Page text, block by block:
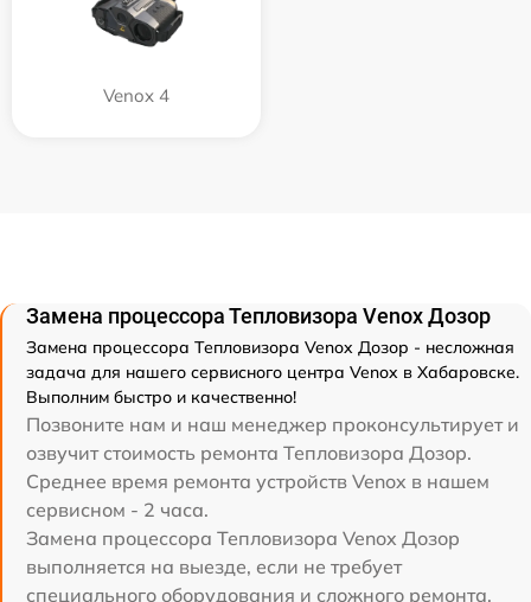
Venox 4
Замена процессора Тепловизора Venox Дозор
Замена процессора Тепловизора Venox Дозор - несложная
задача для нашего сервисного центра Venox в Хабаровске.
Выполним быстро и качественно!
Позвоните нам и наш менеджер проконсультирует и
озвучит стоимость ремонта Тепловизора Дозор.
Среднее время ремонта устройств Venox в нашем
сервисном - 2 часа.
Замена процессора Тепловизора Venox Дозор
выполняется на выезде, если не требует
специального оборудования и сложного ремонта.